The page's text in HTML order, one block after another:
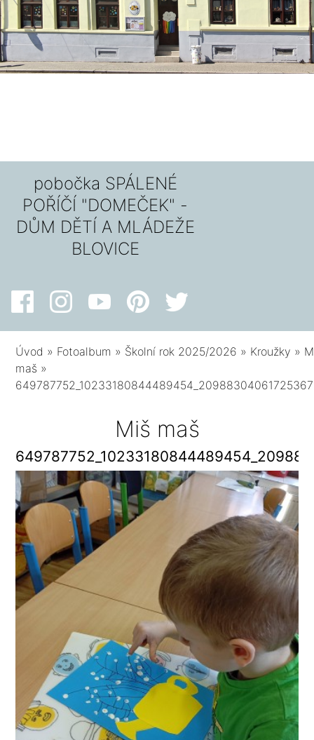
pobočka SPÁLENÉ
POŘÍČÍ "DOMEČEK" -
DŮM DĚTÍ A MLÁDEŽE
BLOVICE
Úvod » Fotoalbum » Školní rok 2025/2026 » Kroužky »
maš »
Miš maš